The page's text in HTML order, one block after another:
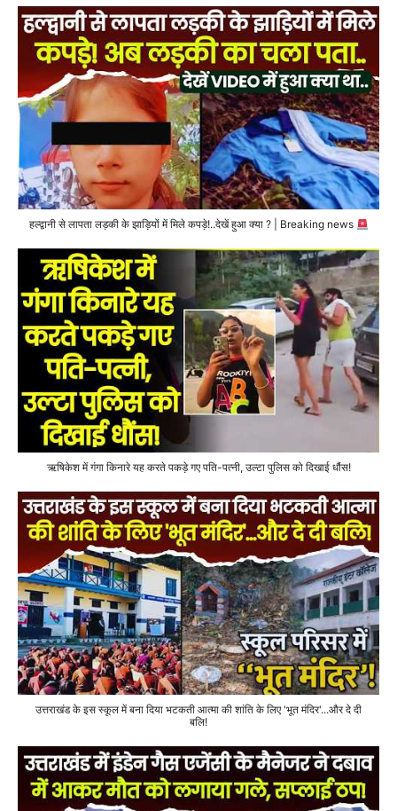
हल्द्वानी से लापता लड़की के झाड़ियों में मिले कपड़े!..देखें हुआ क्या ? | Breaking news
ऋषिकेश में गंगा किनारे यह करते पकड़े गए पति-पत्नी, उल्टा पुलिस को दिखाई धौंस!
उत्तराखंड के इस स्कूल में बना दिया भटकती आत्मा की शांति के लिए 'भूत मंदिर'...और दे दी
बलि!